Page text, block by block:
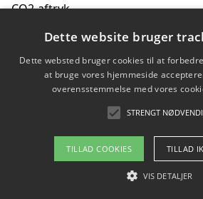
CO2-aftryk
Hvordan nyheder om CO2-
hverdag
Om / kontakt
Blog
Dette website bruger
Dette websted bruger cookies til at
at bruge vores hjemmeside
overensstemmelse med vores
STRENGT
TILLAD COOKIES TILLAD
VIS DETALJER